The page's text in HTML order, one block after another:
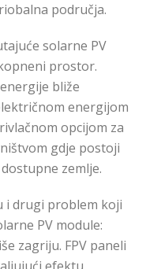
područja.
solarne PV
prostor.
bliže
energijom
opcijom za
gdje postoji
zemlje.
i drugi problem koji
PV module:
zagriju. FPV paneli